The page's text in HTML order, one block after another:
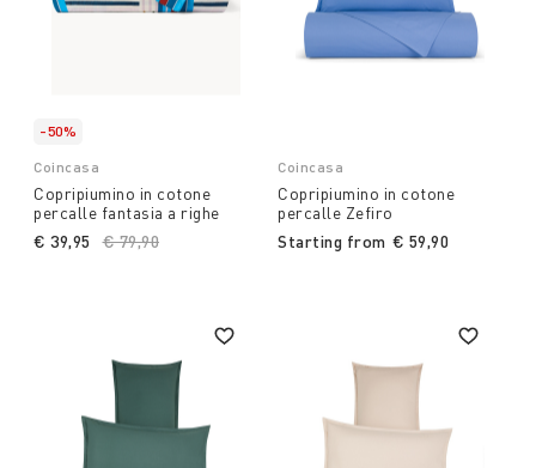
-50%
Coincasa
Copripiumino in cotone
percalle fantasia a righe
Price reduced from
€ 79,90
€ 39,95
Coincasa
Copripiumino in cotone
percalle Zefiro
Starting from € 59,90